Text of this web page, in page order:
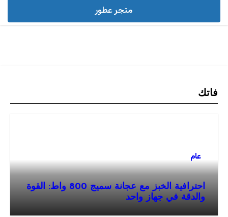
متجر عطور
فاتك
عام
احترافية الخبز مع عجانة سميج 800 واط: القوة
والدقة في جهاز واحد